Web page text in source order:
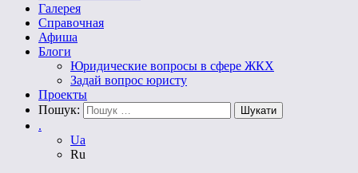
Галерея
Справочная
Афиша
Блоги
Юридические вопросы в сфере ЖКХ
Задай вопрос юристу
Проекты
Пошук:
.
Ua
Ru